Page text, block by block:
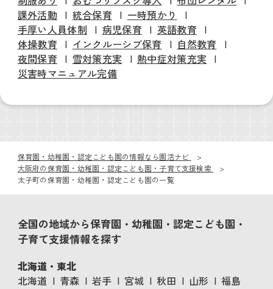
課外活動
統合保育
一時預かり
手厚い人員体制
病児保育
英語教育
体操教育
インクルーシブ保育
自然教育
夜間保育
雪対策充実
熱中症対策充実
災害時マニュアル完備
保育園・幼稚園・認定こども園の情報なら園活ナビ
大阪府の保育園・幼稚園・認定こども園・子育て支援検索
太子町の保育園・幼稚園・認定こども園の一覧
全国の地域から保育園・幼稚園・認定こども園・
子育て支援情報を探す
北海道・東北
北海道
青森 岩手 宮城 秋田 山形
福島